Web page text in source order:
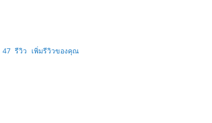
47 รีวิว เพิ่มรีวิวของคุณ